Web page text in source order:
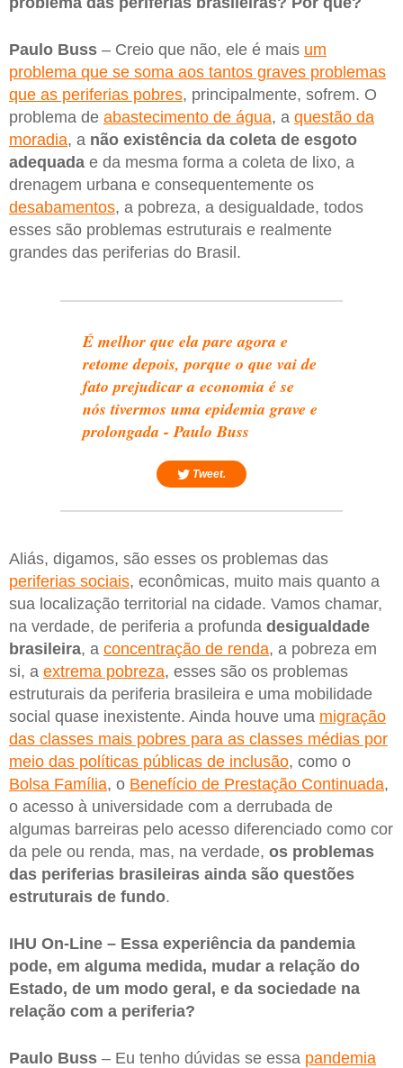
Paulo Buss – Creio que não, ele é mais um
problema que se soma aos tantos graves problemas
que as periferias pobres, principalmente, sofrem. O
problema de abastecimento de água, a questão da
moradia, a não existência da coleta de esgoto
adequada e da mesma forma a coleta de lixo, a
drenagem urbana e consequentemente os
desabamentos, a pobreza, a desigualdade, todos
esses são problemas estruturais e realmente
grandes das periferias do Brasil.
É melhor que ela pare agora e
retome depois, porque o que vai de
fato prejudicar a economia é se
nós tivermos uma epidemia grave e
prolongada - Paulo Buss
Tweet.
Aliás, digamos, são esses os problemas das
periferias sociais, econômicas, muito mais quanto a
sua localização territorial na cidade. Vamos chamar,
na verdade, de periferia a profunda desigualdade
brasileira, a concentração de renda, a pobreza em
si, a extrema pobreza, esses são os problemas
estruturais da periferia brasileira e uma mobilidade
social quase inexistente. Ainda houve uma migração
das classes mais pobres para as classes médias por
meio das políticas públicas de inclusão, como o
Bolsa Família, o Benefício de Prestação Continuada,
o acesso à universidade com a derrubada de
algumas barreiras pelo acesso diferenciado como cor
da pele ou renda, mas, na verdade, os problemas
das periferias brasileiras ainda são questões
estruturais de fundo.
IHU On-Line – Essa experiência da pandemia
pode, em alguma medida, mudar a relação do
Estado, de um modo geral, e da sociedade na
relação com a periferia?
Paulo Buss – Eu tenho dúvidas se essa pandemia